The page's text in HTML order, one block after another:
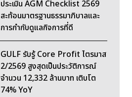
ประเมิน AGM Checklist 2569
สะท้อนมาตรฐานธรรมาภิบาลและ
การกำกับดูแลกิจการที่ดี
GULF รับรู้ Core Profit ไตรมาส
2/2569 สูงสุดเป็นประวัติการณ์
จำนวน 12,332 ล้านบาท เติบโต
74% YoY